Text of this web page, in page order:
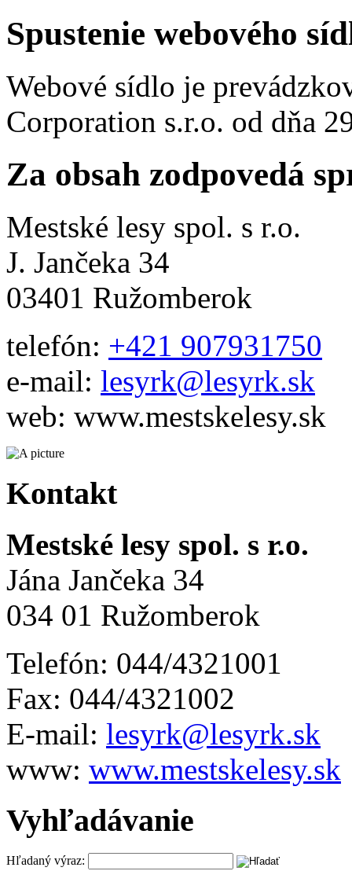
Spustenie webového
Webové sídlo je
Corporation s.r.o. od dňa
Za obsah zodpovedá
Mestské lesy spol. s r.o.
J. Jančeka 34
03401 Ružomberok
telefón: +421 907931750
e-mail: lesyrk@lesyrk.sk
web: www.mestskelesy.sk
Kontakt
Mestské lesy spol. s r.o.
Jána Jančeka 34
034 01 Ružomberok
Telefón: 044/4321001
Fax: 044/4321002
E-mail: lesyrk@lesyrk.sk
www: www.mestskelesy.sk
Vyhľadávanie
Hľadaný výraz: